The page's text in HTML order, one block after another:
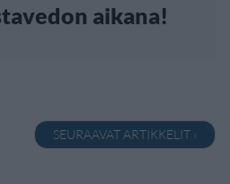
aikana!
SEURAAVAT ARTIKKELIT ›